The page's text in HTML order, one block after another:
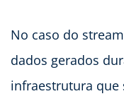
No caso do
dados gerados
infraestrutura que